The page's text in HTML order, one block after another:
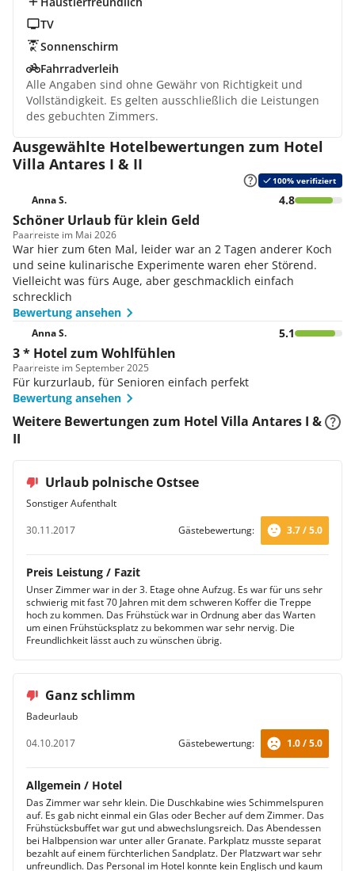
TV
Sonnenschirm
Fahrradverleih
Alle Angaben sind ohne Gewähr von Richtigkeit und
Vollständigkeit. Es gelten ausschließlich die Leistungen
des gebuchten Zimmers.
Ausgewählte Hotelbewertungen zum Hotel
Villa Antares I & II
100% verifiziert
Anna S. 4.8
Schöner Urlaub für klein Geld
Paarreiste im Mai 2026
War hier zum 6ten Mal, leider war an 2 Tagen anderer Koch
und seine kulinarische Experimente waren eher Störend.
Vielleicht was fürs Auge, aber geschmacklich einfach
schrecklich
Bewertung ansehen
Anna S. 5.1
3 * Hotel zum Wohlfühlen
Paarreiste im September 2025
Für kurzurlaub, für Senioren einfach perfekt
Bewertung ansehen
Weitere Bewertungen zum Hotel Villa Antares I &
II
Urlaub polnische Ostsee
Sonstiger Aufenthalt
30.11.2017
Gästebewertung: 3.7 / 5.0
Preis Leistung / Fazit
Unser Zimmer war in der 3. Etage ohne Aufzug. Es war für uns sehr
schwierig mit fast 70 Jahren mit dem schweren Koffer die Treppe
hoch zu kommen. Das Frühstück war in Ordnung aber das Warten
um einen Frühstücksplatz zu bekommen war sehr nervig. Die
Freundlichkeit lässt auch zu wünschen übrig.
Ganz schlimm
Badeurlaub
04.10.2017
Gästebewertung: 1.0 / 5.0
Allgemein / Hotel
Das Zimmer war sehr klein. Die Duschkabine wies Schimmelspuren
auf. Es gab nicht einmal ein Glas oder Becher auf dem Zimmer. Das
Frühstücksbuffet war gut und abwechslungsreich. Das Abendessen
bei Halbpension war unter aller Granate. Parkplatz musste separat
bezahlt auf einem fürchterlichen Sandplatz. Der Platzwart war sehr
unfreundlich. Das Personal im Hotel konnte kein Englisch und kaum